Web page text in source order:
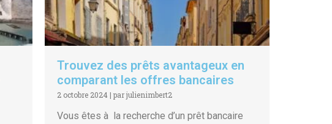
Trouvez des prêts avantageux en
comparant les offres bancaires
2 octobre 2024 |par julienimbert2
Vous êtes à la recherche d’un prêt bancaire